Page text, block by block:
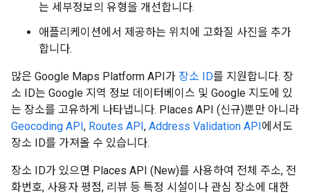
는 세부정보의 유형을 개선합니다.
애플리케이션에서 제공하는 위치에 고화질 사진을 추가
합니다.
많은 Google Maps Platform API가 장소 ID를 지원합니다. 장
소 ID는 Google 지역 정보 데이터베이스 및 Google 지도에 있
는 장소를 고유하게 나타냅니다. Places API (신규)뿐만 아니라
Geocoding API, Routes API, Address Validation API에서도
장소 ID를 가져올 수 있습니다.
장소 ID가 있으면 Places API (New)를 사용하여 전체 주소, 전
화번호, 사용자 평점, 리뷰 등 특정 시설이나 관심 장소에 대한